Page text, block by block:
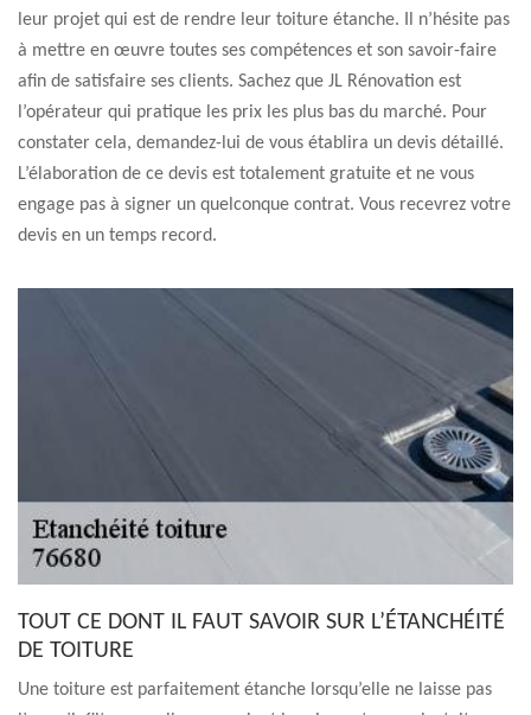
leur projet qui est de rendre leur toiture étanche. Il n’hésite pas
à mettre en œuvre toutes ses compétences et son savoir-faire
afin de satisfaire ses clients. Sachez que JL Rénovation est
l’opérateur qui pratique les prix les plus bas du marché. Pour
constater cela, demandez-lui de vous établira un devis détaillé.
L’élaboration de ce devis est totalement gratuite et ne vous
engage pas à signer un quelconque contrat. Vous recevrez votre
devis en un temps record.
TOUT CE DONT IL FAUT SAVOIR SUR L’ÉTANCHÉITÉ
DE TOITURE
Une toiture est parfaitement étanche lorsqu’elle ne laisse pas